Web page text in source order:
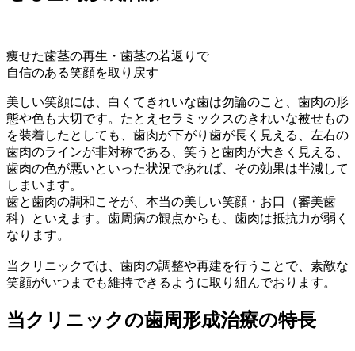
痩せた歯茎の再生・歯茎の若返りで
自信のある笑顔を取り戻す
美しい笑顔には、白くてきれいな歯は勿論のこと、歯肉の形
態や色も大切です。たとえセラミックスのきれいな被せもの
を装着したとしても、歯肉が下がり歯が長く見える、左右の
歯肉のラインが非対称である、笑うと歯肉が大きく見える、
歯肉の色が悪いといった状況であれば、その効果は半減して
しまいます。
歯と歯肉の調和こそが、本当の美しい笑顔・お口（審美歯
科）といえます。歯周病の観点からも、歯肉は抵抗力が弱く
なります。
当クリニックでは、歯肉の調整や再建を行うことで、素敵な
笑顔がいつまでも維持できるように取り組んでおります。
当クリニックの歯周形成治療の特長